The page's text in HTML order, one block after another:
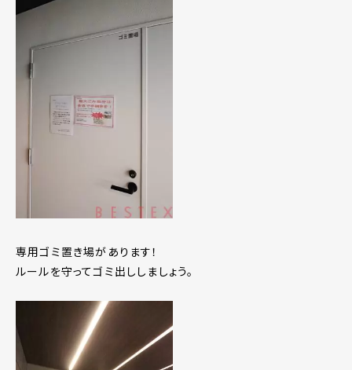
専用ゴミ置き場があります！
ルールを守ってゴミ出ししましょう。